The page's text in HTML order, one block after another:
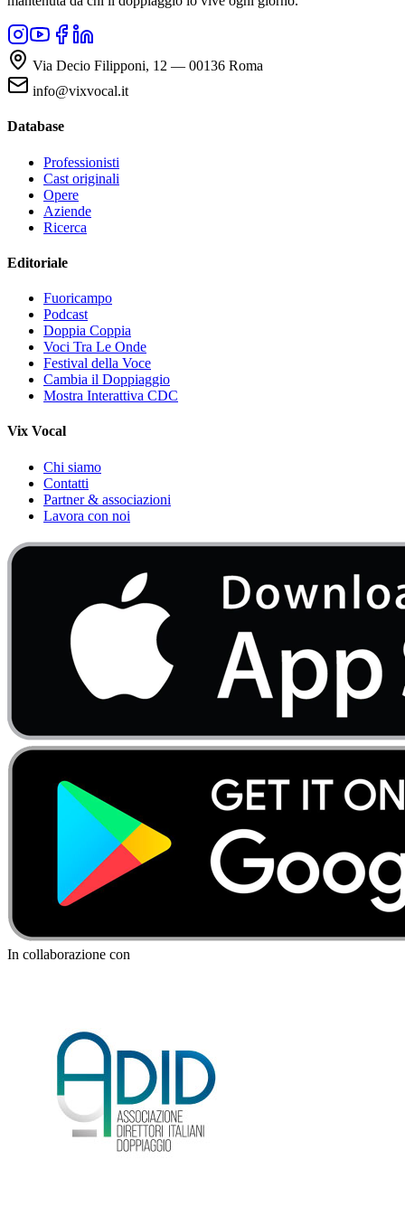
Via Decio Filipponi, 12 — 00136 Roma
info@vixvocal.it
Database
Professionisti
Cast originali
Opere
Aziende
Ricerca
Editoriale
Fuoricampo
Podcast
Doppia Coppia
Voci Tra Le Onde
Festival della Voce
Cambia il Doppiaggio
Mostra Interattiva CDC
Vix Vocal
Chi siamo
Contatti
Partner & associazioni
Lavora con noi
In collaborazione con